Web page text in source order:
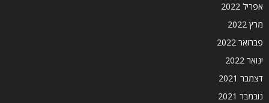
אפריל 2022
מרץ 2022
פברואר 2022
ינואר 2022
דצמבר 2021
נובמבר 2021